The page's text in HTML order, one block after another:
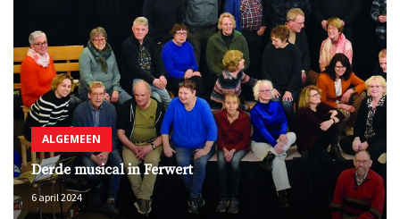
ALGEMEEN
Derde musical in Ferwert
6 april 2024